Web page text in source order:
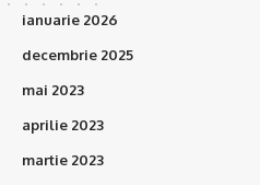
ianuarie 2026
decembrie 2025
mai 2023
aprilie 2023
martie 2023